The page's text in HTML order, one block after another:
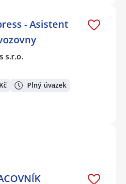
- Asistent
s.r.o.
Plný úvazek